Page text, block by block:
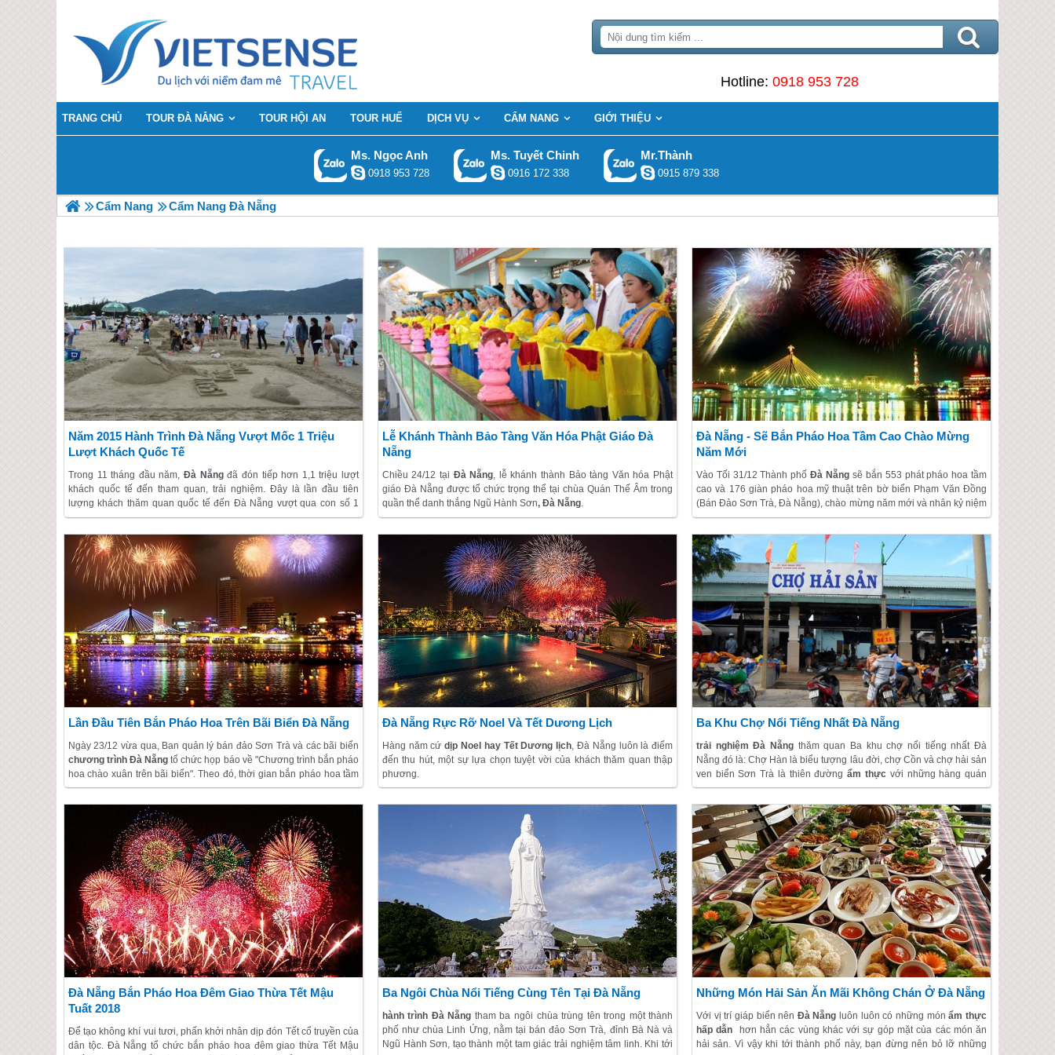
Hotline: 0918 953 728
TRANG CHỦ TOUR ĐÀ NẴNG TOUR HỘI AN TOUR HUẾ DỊCH VỤ CẨM NANG GIỚI THIỆU
Ms. Ngọc Anh
0918 953 728
Ms. Tuyết Chinh
0916 172 338
Mr.Thành
0915 879 338
Cẩm Nang Cẩm Nang Đà Nẵng
Năm 2015 Hành Trình Đà Nẵng Vượt Mốc 1 Triệu
Lượt Khách Quốc Tế
Trong 11 tháng đầu năm,Đà Nẵngđã đón tiếp hơn 1,1 triệu lượt
khách quốc tế đến tham quan, trải nghiệm. Đây là lần đầu tiên
lượng khách thăm quan quốc tế đến Đà Nẵng vượt qua con số 1
triệu lượt/năm.
Lễ Khánh Thành Bảo Tàng Văn Hóa Phật Giáo Đà
Nẵng
Chiều 24/12 tại Đà Nẵng, lễ khánh thành Bảo tàng Văn hóa Phật
giáo Đà Nẵng được tổ chức trọng thể tại chùa Quán Thế Âm trong
quần thể danh thắng Ngũ Hành Sơn, Đà Nẵng.
Đà Nẵng - Sẽ Bắn Pháo Hoa Tầm Cao Chào Mừng
Năm Mới
Vào Tối 31/12 Thành phố Đà Nẵng sẽ bắn 553 phát pháo hoa tầm
cao và 176 giàn pháo hoa mỹ thuật trên bờ biển Phạm Văn Đồng
(Bán Đảo Sơn Trà, Đà Nẵng), chào mừng năm mới và nhân kỷ niệm
19 năm Đà Nẵng trở thành đô thị loại 1 trực thuộc Trung ương.
Lần Đầu Tiên Bắn Pháo Hoa Trên Bãi Biển Đà Nẵng
Ngày 23/12 vừa qua, Ban quản lý bán đảo Sơn Trà và các bãi biển
chương trình Đà Nẵng tổ chức họp báo về "Chương trình bắn pháo
hoa chào xuân trên bãi biển". Theo đó, thời gian bắn pháo hoa tầm
cao từ 21h đến 21h10 tối 31/12 tại bãi biển trước Công viên Biển
Đông, đơn vị tổ chức là Bộ Chỉ huy quân sự thành phố Đà Nẵng.
Đà Nẵng Rực Rỡ Noel Và Tết Dương Lịch
Hàng năm cứdịp Noel hay Tết Dương lịch , Đà Nẵng luôn là điểm
đến thu hút, một sự lựa chọn tuyệt vời của khách thăm quan thập
phương.
Ba Khu Chợ Nổi Tiếng Nhất Đà Nẵng
trải nghiệm Đà Nẵngthăm quan Ba khu chợ nổi tiếng nhất Đà
Nẵng đó là: Chợ Hàn là biểu tượng lâu đời, chợ Cồn và chợ hải sản
ven biển Sơn Trà là thiên đườngẩm thực với những hàng quán
san sát nhau.
Đà Nẵng Bắn Pháo Hoa Đêm Giao Thừa Tết Mậu
Tuất 2018
Để tạo không khí vui tươi, phấn khởi nhân dịp đón Tết cổ truyền của
dân tộc. Đà Nẵng tổ chức bắn pháo hoa đêm giao thừa Tết Mậu
Ba Ngôi Chùa Nổi Tiếng Cùng Tên Tại Đà Nẵng
hành trình Đà Nẵng tham ba ngôi chùa trùng tên trong một thành
phố như chùa Linh Ứng, nằm tại bán đảo Sơn Trà, đỉnh Bà Nà và
Ngũ Hành Sơn, tạo thành một tam giác trải nghiệm tâm linh. Khi tới
Những Món Hải Sản Ăn Mãi Không Chán Ở Đà Nẵng
Với vị trí giáp biển nên Đà Nẵng luôn luôn có những mónẩm thực
hấp dẫn hơn hẳn các vùng khác với sự góp mặt của các món ăn
hải sản. Vì vậy khi tới thành phố này, bạn đừng nên bỏ lỡ những